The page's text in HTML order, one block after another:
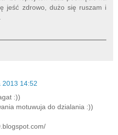
jeść zdrowo, dużo się ruszam i
2013 14:52
:))
motuwuja do dzialania :))